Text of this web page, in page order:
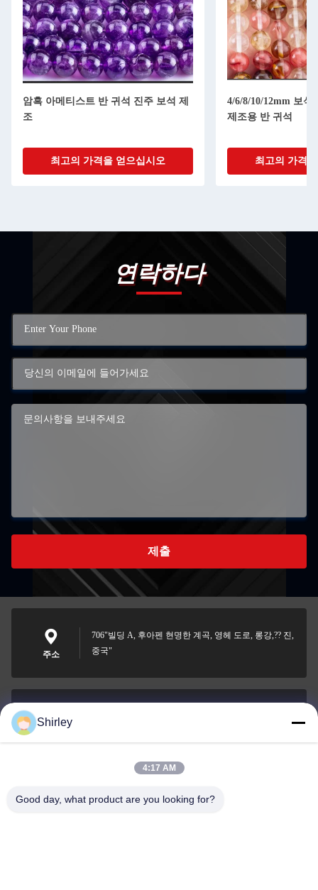
암흑 아메티스트 반 귀석 진주 보석 제
조
최고의 가격을 얻으십시오
4/6/8/10/12mm 보석
제조용 반 귀석
최고의 가격
연락하다
제출
주소
706"빌딩 A, 후아펜 현명한 계곡, 영헤 도로, 롱강,?? 진,
중국"
0086-18148506772
Shirley
4:17 AM
Good day, what product are you looking for?